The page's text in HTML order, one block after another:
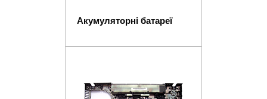
Акумуляторні батареї